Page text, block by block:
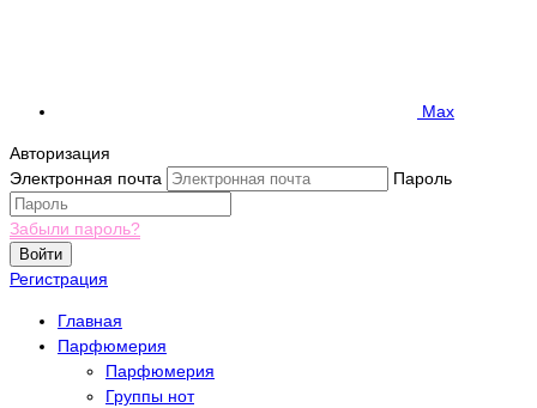
Max
Авторизация
Электронная почта
Пароль
Забыли пароль?
Войти
Регистрация
Главная
Парфюмерия
Парфюмерия
Группы нот